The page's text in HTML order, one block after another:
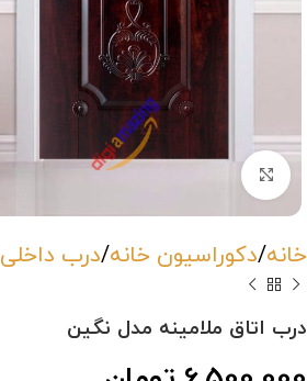
بزرگنمایی تصویر
خانه دکوراسیون خانه درب داخلی
درب اتاق ملامینه مدل نگین